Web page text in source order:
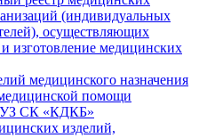
(индивидуальных
осуществляющих
изготовление медицинских
медицинского назначения
помощи
СК «КДКБ»
изделий,